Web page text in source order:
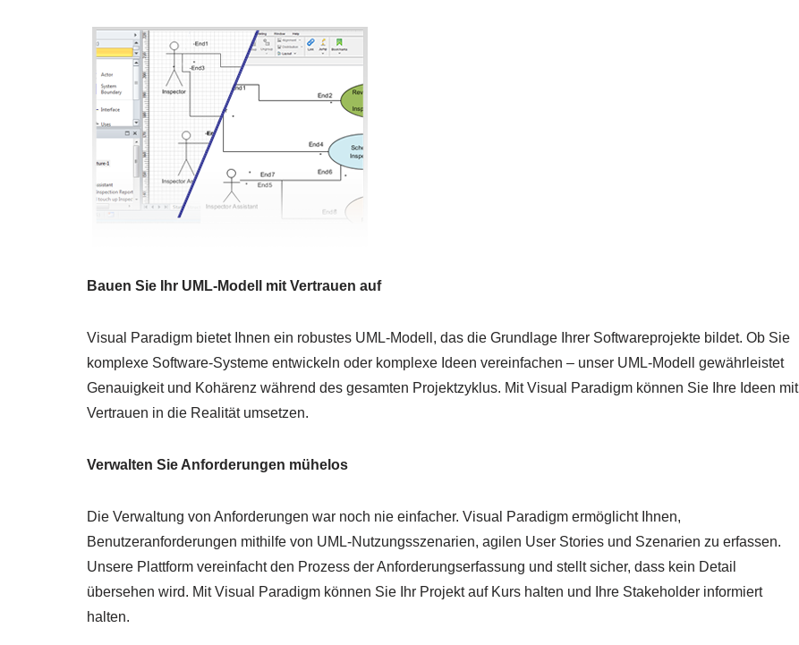
Bauen Sie Ihr UML-Modell mit Vertrauen auf
Visual Paradigm bietet Ihnen ein robustes UML-Modell, das die Grundlage Ihrer Softwareprojekte bildet. Ob Sie
komplexe Software-Systeme entwickeln oder komplexe Ideen vereinfachen – unser UML-Modell gewährleistet
Genauigkeit und Kohärenz während des gesamten Projektzyklus. Mit Visual Paradigm können Sie Ihre Ideen mit
Vertrauen in die Realität umsetzen.
Verwalten Sie Anforderungen mühelos
Die Verwaltung von Anforderungen war noch nie einfacher. Visual Paradigm ermöglicht Ihnen,
Benutzeranforderungen mithilfe von UML-Nutzungsszenarien, agilen User Stories und Szenarien zu erfassen.
Unsere Plattform vereinfacht den Prozess der Anforderungserfassung und stellt sicher, dass kein Detail
übersehen wird. Mit Visual Paradigm können Sie Ihr Projekt auf Kurs halten und Ihre Stakeholder informiert
halten.